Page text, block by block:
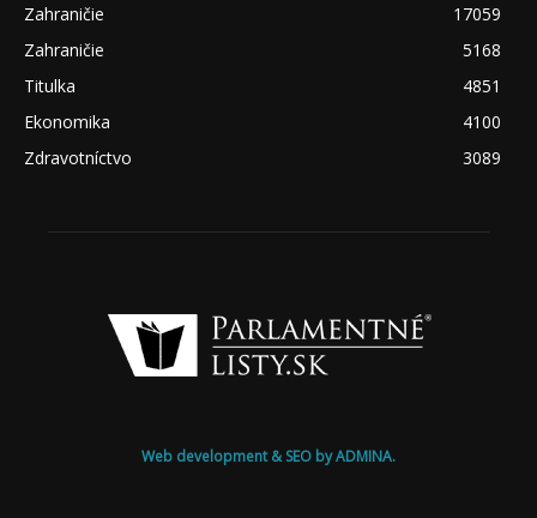
Zahraničie
17059
Zahraničie
5168
Titulka
4851
Ekonomika
4100
Zdravotníctvo
3089
Web development & SEO by ADMINA.